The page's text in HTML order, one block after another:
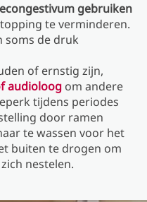
gebruiken
te verminderen.
soms de druk
of ernstig zijn,
audioloog om andere
tijdens periodes
door ramen
te wassen voor het
buiten te drogen om
nestelen.